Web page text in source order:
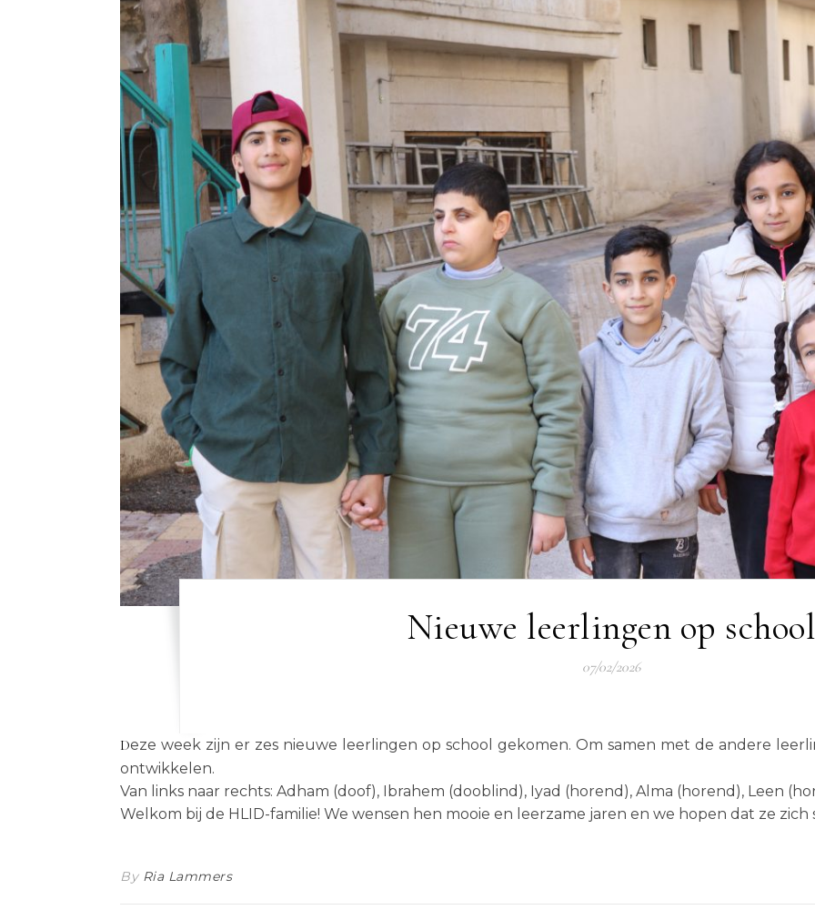
Nieuwe leerlingen op
07/02/2026
Deze week zijn er zes nieuwe leerlingen op school gekomen. Om samen met de andere leerlingen te leren en kennis en talenten te
ontwikkelen.
Van links naar rechts: Adham (doof), Ibrahem (dooblind), Iyad (horend), Alma (horend), Leen
Welkom bij de HLID-familie! We wensen hen mooie en leerzame jaren en we hopen dat ze zich
By Ria Lammers